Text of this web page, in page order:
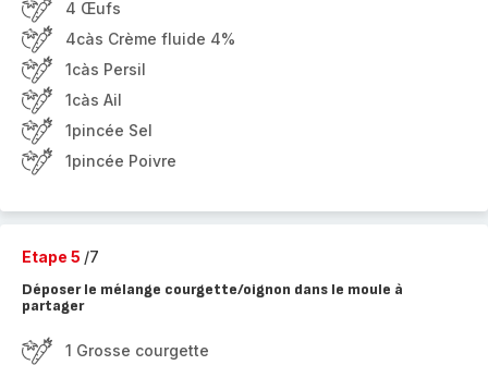
4 Œufs
4càs Crème fluide 4%
1càs Persil
1càs Ail
1pincée Sel
1pincée Poivre
Etape 5 /7
Déposer le mélange courgette/oignon dans le moule à
partager
1 Grosse courgette